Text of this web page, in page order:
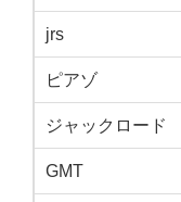
jrs
ピアゾ
ジャックロード
GMT